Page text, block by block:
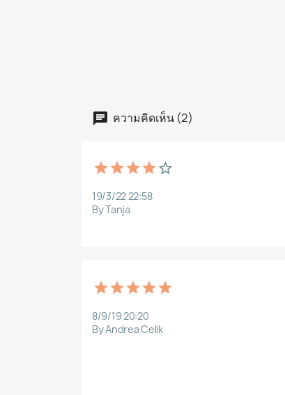
ความคิดเห็น (2)
19/3/22 22:58
By Tanja
8/9/19 20:20
By Andrea Celik